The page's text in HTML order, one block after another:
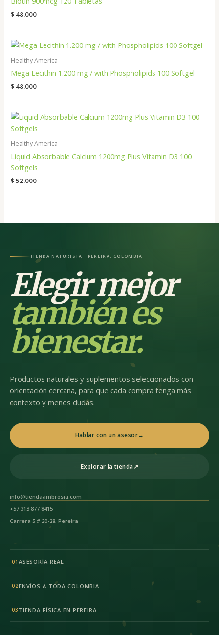
$ 48.000
Healthy America
Mega Lecithin 1.200 mg / with Phospholipids 100 Softgel
$ 48.000
Healthy America
Liquid Absorbable Calcium 1200mg Plus Vitamin D3 100
Softgels
$52.000
TIENDA NATURISTA · PEREIRA, COLOMBIA
Elegir mejor
también es
bienestar.
Productos naturales y suplementos seleccionados con
orientación cercana, para que cada compra tenga más
contexto y menos dudas.
Hablar con un asesor→
Explorar la tienda↗
info@tiendaambrosia.com
+57 313 877 8415
Carrera 5 # 20-28, Pereira
01 ASESORÍA REAL
02ENVÍOS A TODA COLOMBIA
03 TIENDA FÍSICA EN PEREIRA